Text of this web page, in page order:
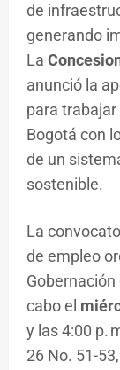
de
generando
La
anunció la
para
Bogotá con
de un
sostenible.
La
de empleo
cabo el
y las 4:00 p.
26 No. 51-